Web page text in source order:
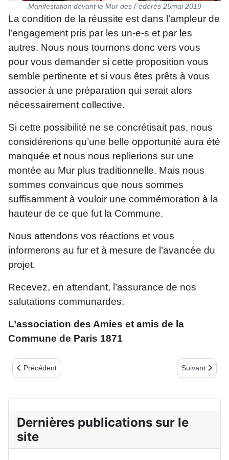
Manifestation devant le Mur des Fédérés 25mai 2019
La condition de la réussite est dans l’ampleur de
l’engagement pris par les un-e-s et par les
autres. Nous nous tournons donc vers vous
pour vous demander si cette proposition vous
semble pertinente et si vous êtes prêts à vous
associer à une préparation qui serait alors
nécessairement collective.
Si cette possibilité ne se concrétisait pas, nous
considérerions qu’une belle opportunité aura été
manquée et nous nous replierions sur une
montée au Mur plus traditionnelle. Mais nous
sommes convaincus que nous sommes
suffisamment à vouloir une commémoration à la
hauteur de ce que fut la Commune.
Nous attendons vos réactions et vous
informerons au fur et à mesure de l’avancée du
projet.
Recevez, en attendant, l’assurance de nos
salutations communardes.
L’association des Amies et amis de la
Commune de Paris 1871
Article précédent : Commémoration du début de la Commune -
Précédent Article
Suivant
Dernières publications sur le
site